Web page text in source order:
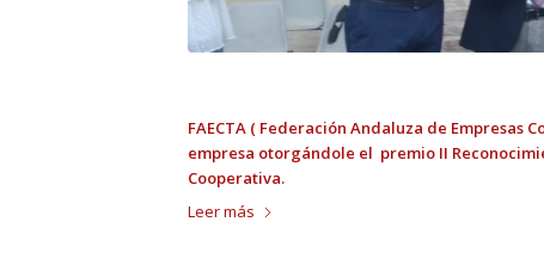
FAECTA ( Federación Andaluza de
empresa otorgándole el premio II
Cooperativa.
Leer más